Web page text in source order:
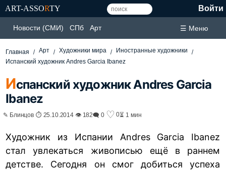
ART-ASSORTY Войти
Новости (СМИ) СПб Арт ☰ Меню
Главная Арт Художники мира
Иностранные художники
Испанский художник Andres Garcia Ibanez
Испанский художник Andres Garcia
Ibanez
✎ Блинцов ⏱ 25.10.2014 👁 182🗨 0 ♡ 0⏳ 1 мин
Художник из Испании Andres Garcia Ibanez
стал увлекаться живописью ещё в раннем
детстве. Сегодня он смог добиться успеха